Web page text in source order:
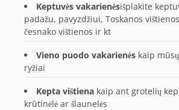
Keptuvės vakarienėsišplakite
padažu, pavyzdžiui, Toskanos
česnako vištienos ir kt
Vieno puodo vakarienės kaip
ryžiai
Kepta vištiena kaip ant grotelių
krūtinėlė ar šlaunelės